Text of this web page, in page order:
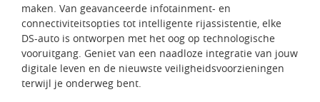
maken. Van geavanceerde infotainment- en
connectiviteitsopties tot intelligente rijassistentie, elke
DS-auto is ontworpen met het oog op technologische
vooruitgang. Geniet van een naadloze integratie van jouw
digitale leven en de nieuwste veiligheidsvoorzieningen
terwijl je onderweg bent.